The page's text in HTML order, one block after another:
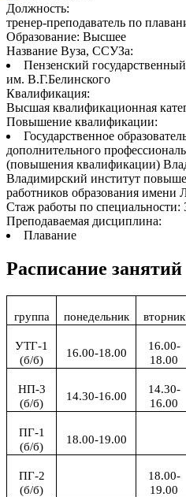
Должность:
тренер-преподаватель по
Образование: Высшее
Название Вуза, ССУЗа:
Пензенский
им. В.Г.Белинского
Квалификация:
Высшая квалификационная
Повышение квалификации:
Государственное
дополнительного
(повышения квалификации)
Владимирский институт
работников образования
Стаж работы по специальности:
Преподаваемая дисциплина:
Плавание
Расписание занятий
группа понедельник вторник
УТГ-1
(б/б)
16.00-18.00
16.00-
18.00
НП-3
(б/б)
14.30-16.00
14.30-
16.00
ПГ-1
(б/б)
18.00-19.00
ПГ-2
(б/б)
18.00-
19.00